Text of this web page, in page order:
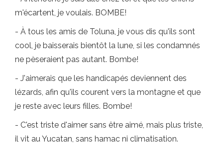
m'écartent, je voulais. BOMBE!
- À tous les amis de Toluna, je vous dis qu'ils sont
cool, je baisserais bientôt la lune, si les condamnés
ne pèseraient pas autant. Bombe!
- J'aimerais que les handicapés deviennent des
lézards, afin qu'ils courent vers la montagne et que
je reste avec leurs filles. Bombe!
- C'est triste d'aimer sans être aimé, mais plus triste,
il vit au Yucatan, sans hamac ni climatisation.